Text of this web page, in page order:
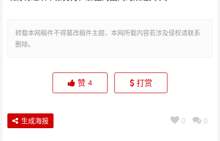
转载本网稿件不得篡改稿件主题，本网所载内容若涉及侵权请联系
删除。
赞 4 打赏
0 0
生成海报